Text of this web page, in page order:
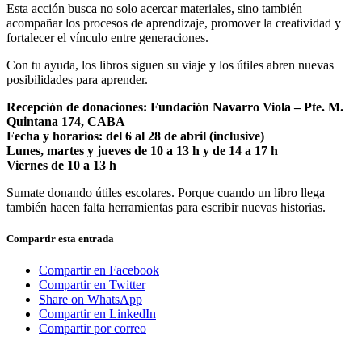
Esta acción busca no solo acercar materiales, sino también
acompañar los procesos de aprendizaje, promover la creatividad y
fortalecer el vínculo entre generaciones.
Con tu ayuda, los libros siguen su viaje y los útiles abren nuevas
posibilidades para aprender.
Recepción de donaciones: Fundación Navarro Viola – Pte. M.
Quintana 174, CABA
Fecha y horarios: del 6 al 28 de abril (inclusive)
Lunes, martes y jueves de 10 a 13 h y de 14 a 17 h
Viernes de 10 a 13 h
Sumate donando útiles escolares. Porque cuando un libro llega
también hacen falta herramientas para escribir nuevas historias.
Compartir esta entrada
Compartir en Facebook
Compartir en Twitter
Share on WhatsApp
Compartir en LinkedIn
Compartir por correo